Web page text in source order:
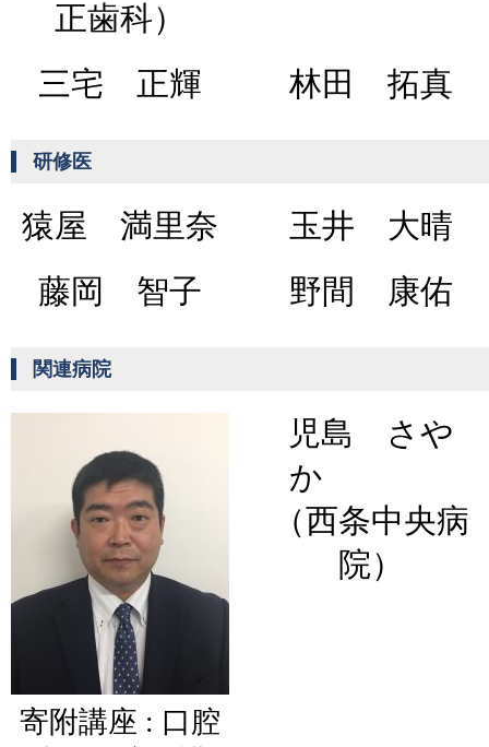
正歯科）
三宅 正輝 林田 拓真
研修医
猿屋 満里奈
玉井 大晴
藤岡 智子
野間 康佑
関連病院
寄附講座 : 口腔
児島 さや
か
（西条中央病
院）